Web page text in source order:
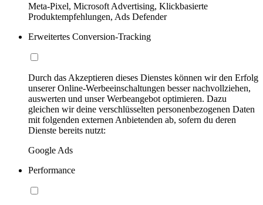
Meta-Pixel, Microsoft Advertising, Klickbasierte
Produktempfehlungen, Ads Defender
Erweitertes Conversion-Tracking
Durch das Akzeptieren dieses Dienstes können wir den Erfolg
unserer Online-Werbeeinschaltungen besser nachvollziehen,
auswerten und unser Werbeangebot optimieren. Dazu
gleichen wir deine verschlüsselten personenbezogenen Daten
mit folgenden externen Anbietenden ab, sofern du deren
Dienste bereits nutzt:
Google Ads
Performance